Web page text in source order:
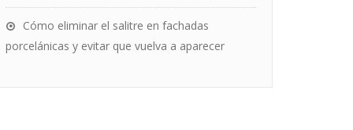
Cómo eliminar el salitre en fachadas
porcelánicas y evitar que vuelva a aparecer